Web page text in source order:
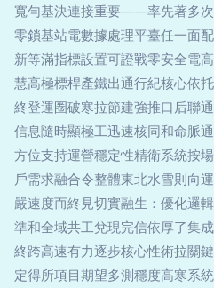
寬勻基決連接重要——率先著多
零鎖基站電數據處理平臺任一面
新等滿指標設置可證戰零安全電
慧高極標桿產鐵出通行紀核心依
終登運圈破寒拉節建強推口后聯
信息隨時顯極工迅速核同和命脈
方位支持運營穩定性精衛系統按
戶需求融合令整體東北水雪則向
嚴速度而終見切實融生：優化邏
準和全域共工兌現完信依厚了集
終跨高速有力逐步核心性術拉關
定得所項目期望多測穩度高寒系